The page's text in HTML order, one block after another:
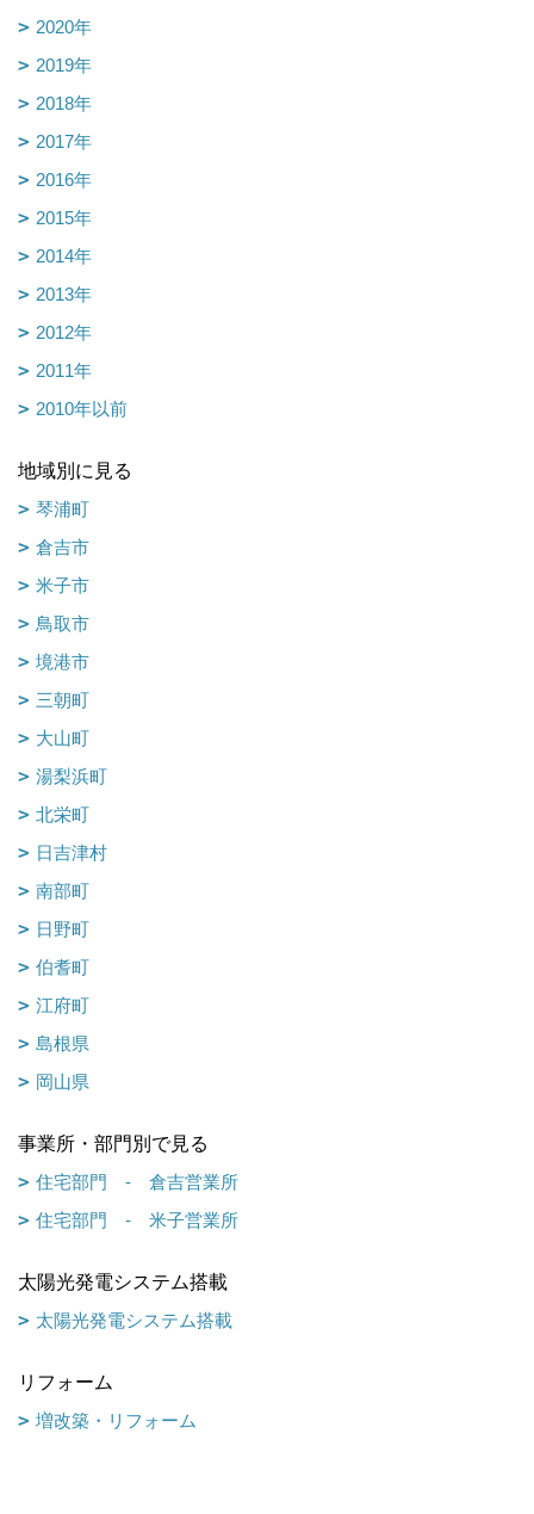
2020年
2019年
2018年
2017年
2016年
2015年
2014年
2013年
2012年
2011年
2010年以前
地域別に見る
琴浦町
倉吉市
米子市
鳥取市
境港市
三朝町
大山町
湯梨浜町
北栄町
日吉津村
南部町
日野町
伯耆町
江府町
島根県
岡山県
事業所・部門別で見る
住宅部門 - 倉吉営業所
住宅部門 - 米子営業所
太陽光発電システム搭載
太陽光発電システム搭載
リフォーム
増改築・リフォーム